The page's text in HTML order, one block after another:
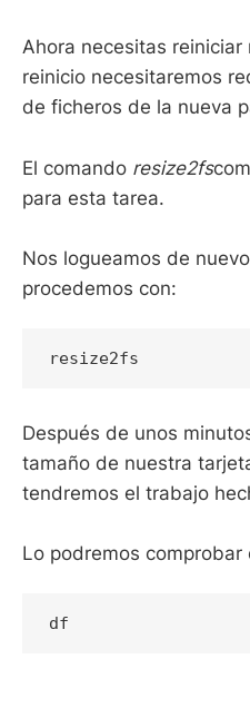
Ahora necesitas
reinicio necesitaremos
de ficheros de la nueva
El comando resize2fs
para esta tarea.
Nos logueamos de
procedemos con:
resize2fs
Después de unos
tamaño de nuestra
tendremos el trabajo
Lo podremos comprobar
df